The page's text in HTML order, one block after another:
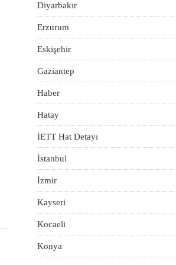
Diyarbakır
Erzurum
Eskişehir
Gaziantep
Haber
Hatay
İETT Hat Detayı
İstanbul
İzmir
Kayseri
Kocaeli
Konya